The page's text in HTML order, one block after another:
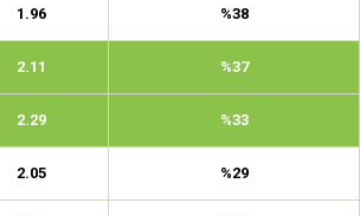
1.96 %38
2.11 %37
2.29 %33
2.05 %29